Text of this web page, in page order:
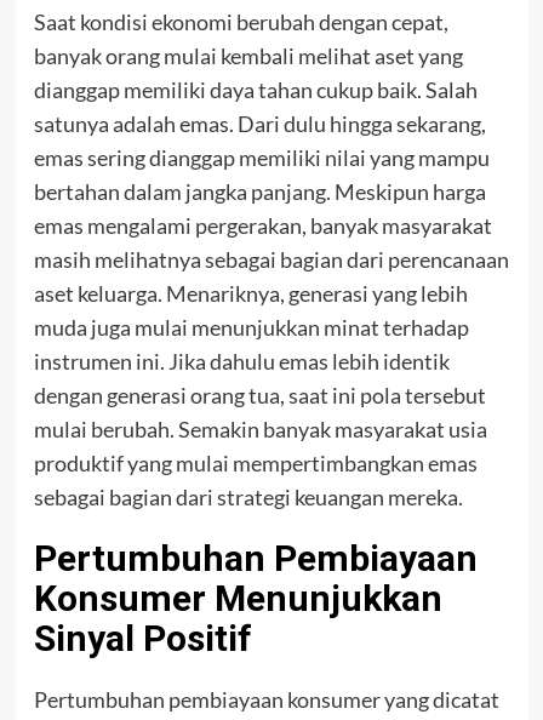
Saat kondisi ekonomi berubah dengan cepat,
banyak orang mulai kembali melihat aset yang
dianggap memiliki daya tahan cukup baik. Salah
satunya adalah emas. Dari dulu hingga sekarang,
emas sering dianggap memiliki nilai yang mampu
bertahan dalam jangka panjang. Meskipun harga
emas mengalami pergerakan, banyak masyarakat
masih melihatnya sebagai bagian dari perencanaan
aset keluarga. Menariknya, generasi yang lebih
muda juga mulai menunjukkan minat terhadap
instrumen ini. Jika dahulu emas lebih identik
dengan generasi orang tua, saat ini pola tersebut
mulai berubah. Semakin banyak masyarakat usia
produktif yang mulai mempertimbangkan emas
sebagai bagian dari strategi keuangan mereka.
Pertumbuhan Pembiayaan
Konsumer Menunjukkan
Sinyal Positif
Pertumbuhan pembiayaan konsumer yang dicatat